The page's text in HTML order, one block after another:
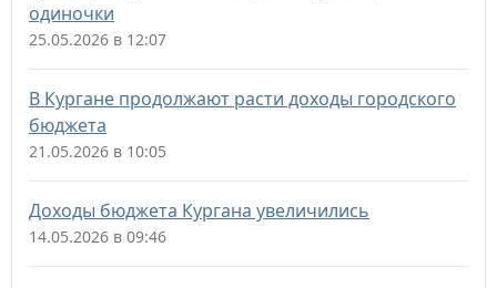
одиночки
25.05.2026 в 12:07
В Кургане продолжают расти доходы городского
бюджета
21.05.2026 в 10:05
Доходы бюджета Кургана увеличились
14.05.2026 в 09:46